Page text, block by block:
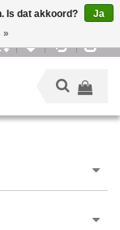
Is dat akkoord?
Ja
»